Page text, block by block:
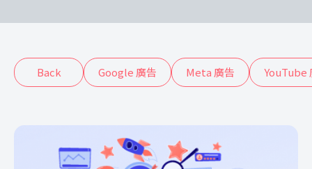
Back Google 廣告 Meta 廣告 YouTube